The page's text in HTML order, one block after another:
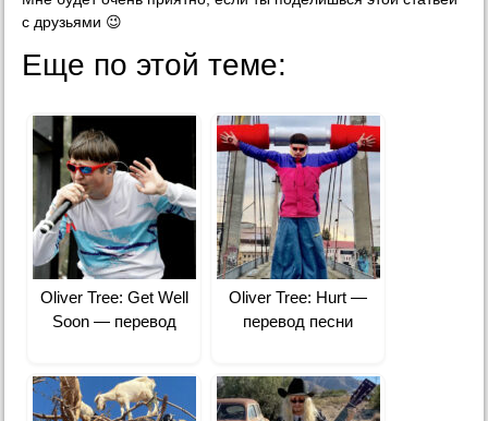
с друзьями 😉
Еще по этой теме:
Oliver Tree: Get Well
Soon — перевод
Oliver Tree: Hurt —
перевод песни